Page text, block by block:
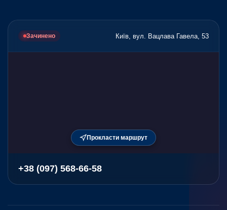
Зачинено Київ, вул. Вацлава Гавела, 53
Прокласти маршрут
+38 (097) 568-66-58